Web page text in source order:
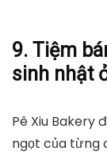
9. Tiệm
sinh nhật
Pê Xiu Bakery
ngọt của từng